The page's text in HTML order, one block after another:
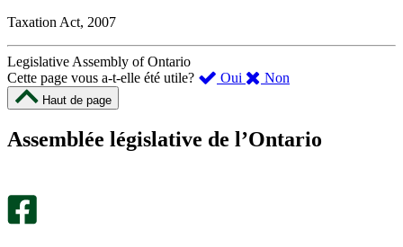
Taxation Act, 2007
Legislative Assembly of Ontario
Cette page vous a-t-elle été utile?
Oui ,
été
Non
m’a
Haut de page
Assemblée législative de l’Ontario